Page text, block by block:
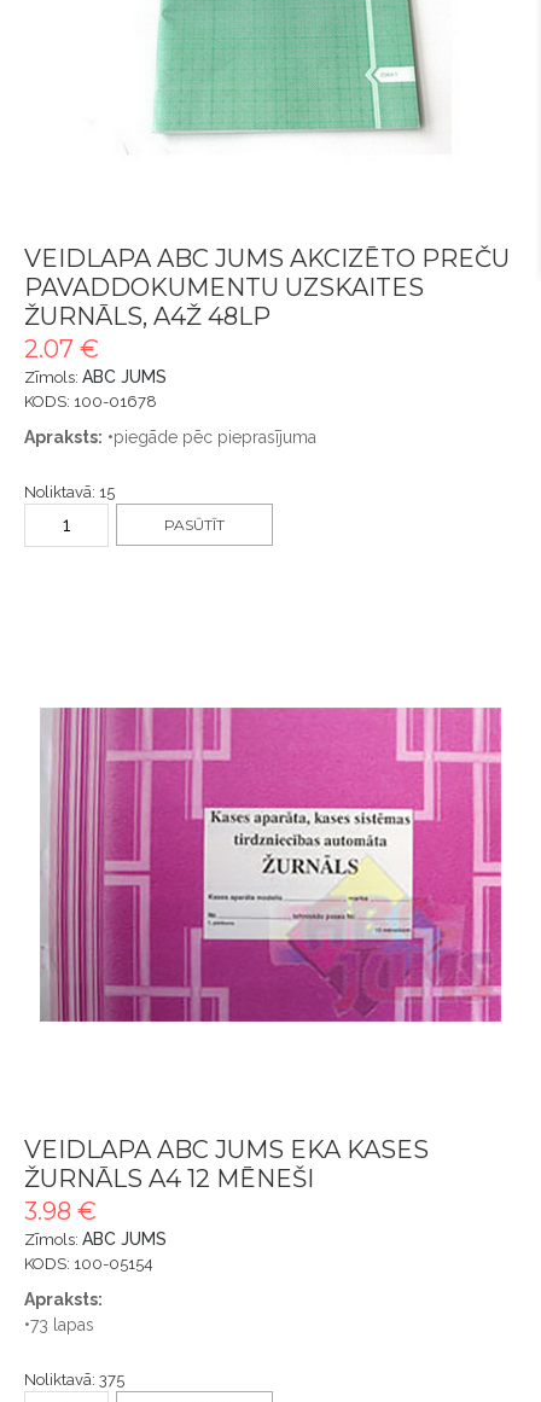
VEIDLAPA ABC JUMS AKCIZĒTO PREČU
PAVADDOKUMENTU UZSKAITES
ŽURNĀLS, A4Ž 48LP
2.07 €
Zīmols: ABC JUMS
KODS: 100-01678
Apraksts: •piegāde pēc pieprasījuma
Noliktavā: 15
PASŪTĪT
VEIDLAPA ABC JUMS EKA KASES
ŽURNĀLS A4 12 MĒNEŠI
3.98 €
Zīmols: ABC JUMS
KODS: 100-05154
Apraksts:
•73 lapas
Noliktavā: 375